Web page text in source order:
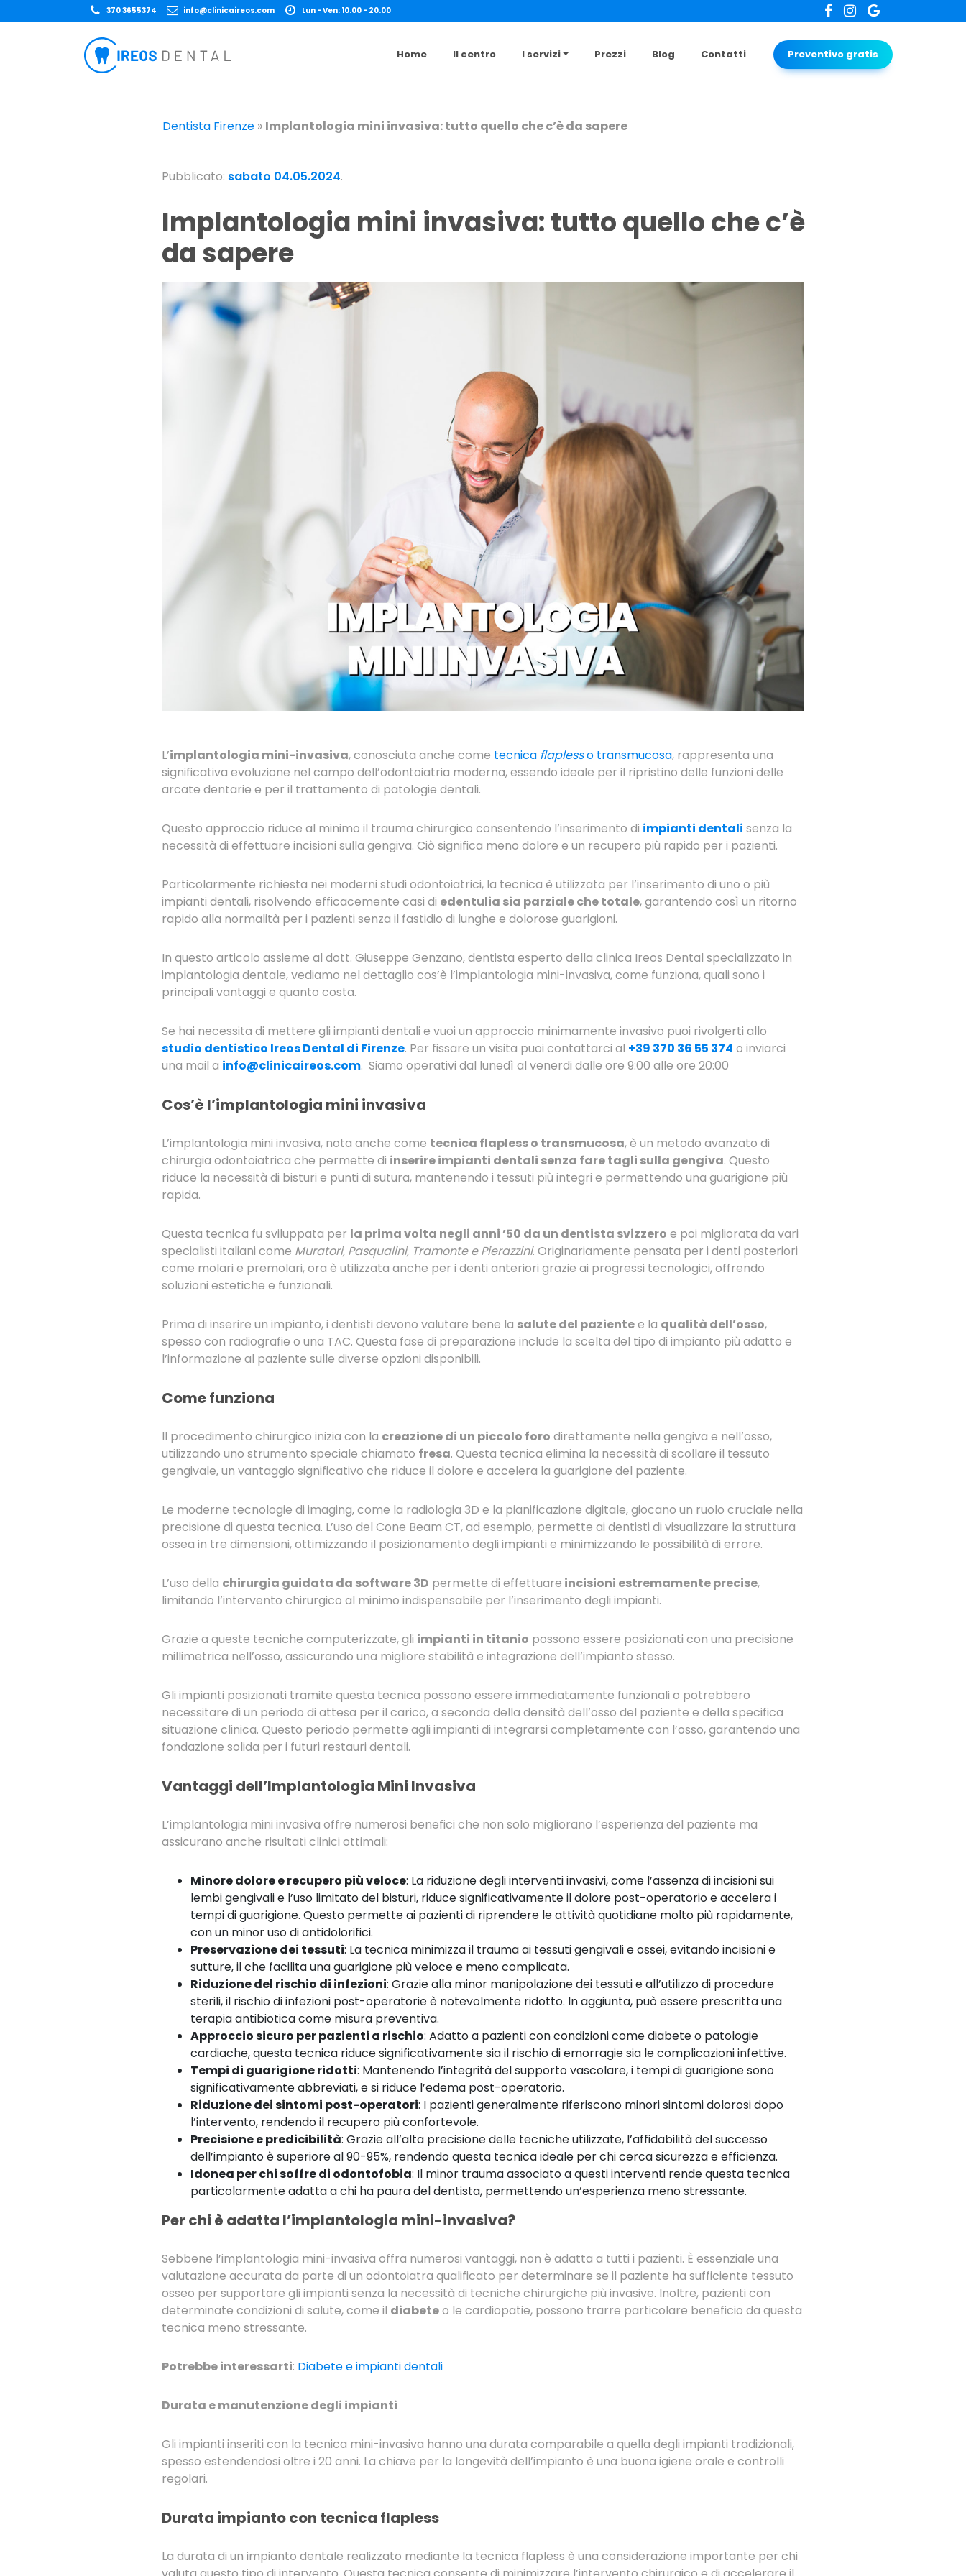
370 3655374 info@clinicaireos.com Lun - Ven: 10.00 - 20.00
Home Il centro I servizi Prezzi Blog Contatti Preventivo gratis
Dentista Firenze» Implantologia mini invasiva: tutto quello che c’è da sapere
Pubblicato: sabato 04.05.2024.
Implantologia mini invasiva: tutto quello che c’è
da sapere
L’implantologia mini-invasiva, conosciuta anche come tecnica flaplesso transmucosa, rappresenta una
significativa evoluzione nel campo dell’odontoiatria moderna, essendo ideale per il ripristino delle funzioni delle
arcate dentarie e per il trattamento di patologie dentali.
Questo approccio riduce al minimo il trauma chirurgico consentendo l’inserimento di impianti dentali senza la
necessità di effettuare incisioni sulla gengiva. Ciò significa meno dolore e un recupero più rapido per i pazienti.
Particolarmente richiesta nei moderni studi odontoiatrici, la tecnica è utilizzata per l’inserimento di uno o più
impianti dentali, risolvendo efficacemente casi di edentulia sia parziale che totale, garantendo così un ritorno
rapido alla normalità per i pazienti senza il fastidio di lunghe e dolorose guarigioni.
In questo articolo assieme al dott. Giuseppe Genzano, dentista esperto della clinica Ireos Dental specializzato in
implantologia dentale, vediamo nel dettaglio cos’è l’implantologia mini-invasiva, come funziona, quali sono i
principali vantaggi e quanto costa.
Se hai necessita di mettere gli impianti dentali e vuoi un approccio minimamente invasivo puoi rivolgerti allo
studio dentistico Ireos Dental di Firenze. Per fissare un visita puoi contattarci al +39 370 36 55 374 o inviarci
una mail a info@clinicaireos.com. Siamo operativi dal lunedì al venerdi dalle ore 9:00 alle ore 20:00
Cos’è l’implantologia mini invasiva
L’implantologia mini invasiva, nota anche come tecnica flapless o transmucosa, è un metodo avanzato di
chirurgia odontoiatrica che permette di inserire impianti dentali senza fare tagli sulla gengiva. Questo
riduce la necessità di bisturi e punti di sutura, mantenendo i tessuti più integri e permettendo una guarigione più
rapida.
Questa tecnica fu sviluppata per la prima volta negli anni ’50 da un dentista svizzero e poi migliorata da vari
specialisti italiani come Muratori, Pasqualini, Tramonte e Pierazzini. Originariamente pensata per i denti posteriori
come molari e premolari, ora è utilizzata anche per i denti anteriori grazie ai progressi tecnologici, offrendo
soluzioni estetiche e funzionali.
Prima di inserire un impianto, i dentisti devono valutare bene la salute del pazientee la qualità dell’osso,
spesso con radiografie o una TAC. Questa fase di preparazione include la scelta del tipo di impianto più adatto e
l’informazione al paziente sulle diverse opzioni disponibili.
Come funziona
Il procedimento chirurgico inizia con la creazione di un piccolo foro direttamente nella gengiva e nell’osso,
utilizzando uno strumento speciale chiamato fresa. Questa tecnica elimina la necessità di scollare il tessuto
gengivale, un vantaggio significativo che riduce il dolore e accelera la guarigione del paziente.
Le moderne tecnologie di imaging, come la radiologia 3D e la pianificazione digitale, giocano un ruolo cruciale nella
precisione di questa tecnica. L’uso del Cone Beam CT, ad esempio, permette ai dentisti di visualizzare la struttura
ossea in tre dimensioni, ottimizzando il posizionamento degli impianti e minimizzando le possibilità di errore.
L’uso della chirurgia guidata da software 3D permette di effettuare incisioni estremamente precise,
limitando l’intervento chirurgico al minimo indispensabile per l’inserimento degli impianti.
Grazie a queste tecniche computerizzate, gli impianti in titanio possono essere posizionati con una precisione
millimetrica nell’osso, assicurando una migliore stabilità e integrazione dell’impianto stesso.
Gli impianti posizionati tramite questa tecnica possono essere immediatamente funzionali o potrebbero
necessitare di un periodo di attesa per il carico, a seconda della densità dell’osso del paziente e della specifica
situazione clinica. Questo periodo permette agli impianti di integrarsi completamente con l’osso, garantendo una
fondazione solida per i futuri restauri dentali.
Vantaggi dell’Implantologia Mini Invasiva
L’implantologia mini invasiva offre numerosi benefici che non solo migliorano l’esperienza del paziente ma
assicurano anche risultati clinici ottimali:
Minore dolore e recupero più veloce: La riduzione degli interventi invasivi, come l’assenza di incisioni sui
lembi gengivali e l’uso limitato del bisturi, riduce significativamente il dolore post-operatorio e accelera i
tempi di guarigione. Questo permette ai pazienti di riprendere le attività quotidiane molto più rapidamente,
con un minor uso di antidolorifici.
Preservazione dei tessuti: La tecnica minimizza il trauma ai tessuti gengivali e ossei, evitando incisioni e
sutture, il che facilita una guarigione più veloce e meno complicata.
Riduzione del rischio di infezioni: Grazie alla minor manipolazione dei tessuti e all’utilizzo di procedure
sterili, il rischio di infezioni post-operatorie è notevolmente ridotto. In aggiunta, può essere prescritta una
terapia antibiotica come misura preventiva.
Approccio sicuro per pazienti a rischio: Adatto a pazienti con condizioni come diabete o patologie
cardiache, questa tecnica riduce significativamente sia il rischio di emorragie sia le complicazioni infettive.
Tempi di guarigione ridotti: Mantenendo l’integrità del supporto vascolare, i tempi di guarigione sono
significativamente abbreviati, e si riduce l’edema post-operatorio.
Riduzione dei sintomi post-operatori: I pazienti generalmente riferiscono minori sintomi dolorosi dopo
l’intervento, rendendo il recupero più confortevole.
Precisione e predicibilità: Grazie all’alta precisione delle tecniche utilizzate, l’affidabilità del successo
dell’impianto è superiore al 90-95%, rendendo questa tecnica ideale per chi cerca sicurezza e efficienza.
Idonea per chi soffre di odontofobia: Il minor trauma associato a questi interventi rende questa tecnica
particolarmente adatta a chi ha paura del dentista, permettendo un’esperienza meno stressante.
Per chi è adatta l’implantologia mini-invasiva?
Sebbene l’implantologia mini-invasiva offra numerosi vantaggi, non è adatta a tutti i pazienti. È essenziale una
valutazione accurata da parte di un odontoiatra qualificato per determinare se il paziente ha sufficiente tessuto
osseo per supportare gli impianti senza la necessità di tecniche chirurgiche più invasive. Inoltre, pazienti con
determinate condizioni di salute, come il diabeteo le cardiopatie, possono trarre particolare beneficio da questa
tecnica meno stressante.
Potrebbe interessarti: Diabete e impianti dentali
Durata e manutenzione degli impianti
Gli impianti inseriti con la tecnica mini-invasiva hanno una durata comparabile a quella degli impianti tradizionali,
spesso estendendosi oltre i 20 anni. La chiave per la longevità dell’impianto è una buona igiene orale e controlli
regolari.
Durata impianto con tecnica flapless
La durata di un impianto dentale realizzato mediante la tecnica flapless è una considerazione importante per chi